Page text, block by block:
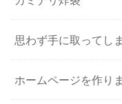
思わず手に取ってし
ホームページを作り